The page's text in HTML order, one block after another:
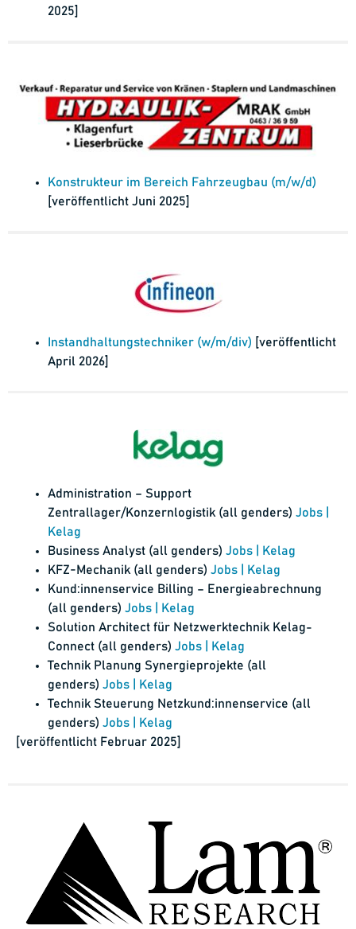
2025]
Konstrukteur im Bereich Fahrzeugbau (m/w/d)
[veröffentlicht Juni 2025]
Instandhaltungstechniker (w/m/div) [veröffentlicht
April 2026]
Administration – Support
Zentrallager/Konzernlogistik (all genders) Jobs |
Kelag
Business Analyst (all genders) Jobs | Kelag
KFZ-Mechanik (all genders) Jobs | Kelag
Kund:innenservice Billing – Energieabrechnung
(all genders) Jobs | Kelag
Solution Architect für Netzwerktechnik Kelag-
Connect (all genders) Jobs | Kelag
Technik Planung Synergieprojekte (all
genders) Jobs | Kelag
Technik Steuerung Netzkund:innenservice (all
genders) Jobs | Kelag
[veröffentlicht Februar 2025]